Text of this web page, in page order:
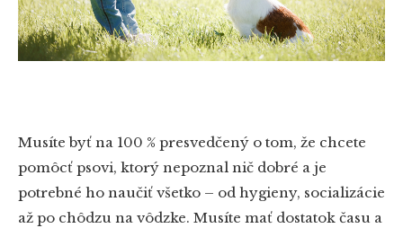
Musíte byť na 100 % presvedčený o tom, že chcete
pomôcť psovi, ktorý nepoznal nič dobré a je
potrebné ho naučiť všetko – od hygieny, socializácie
až po chôdzu na vôdzke. Musíte mať dostatok času a